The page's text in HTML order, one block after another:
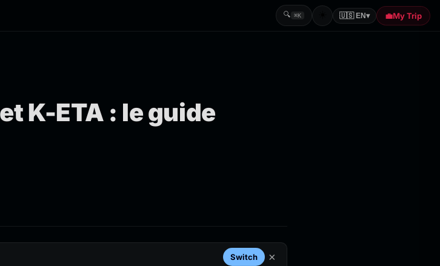
🔍 ⌘K 🇺🇸 EN▾ 💼My Trip
K-ETA : le guide
Switch ×